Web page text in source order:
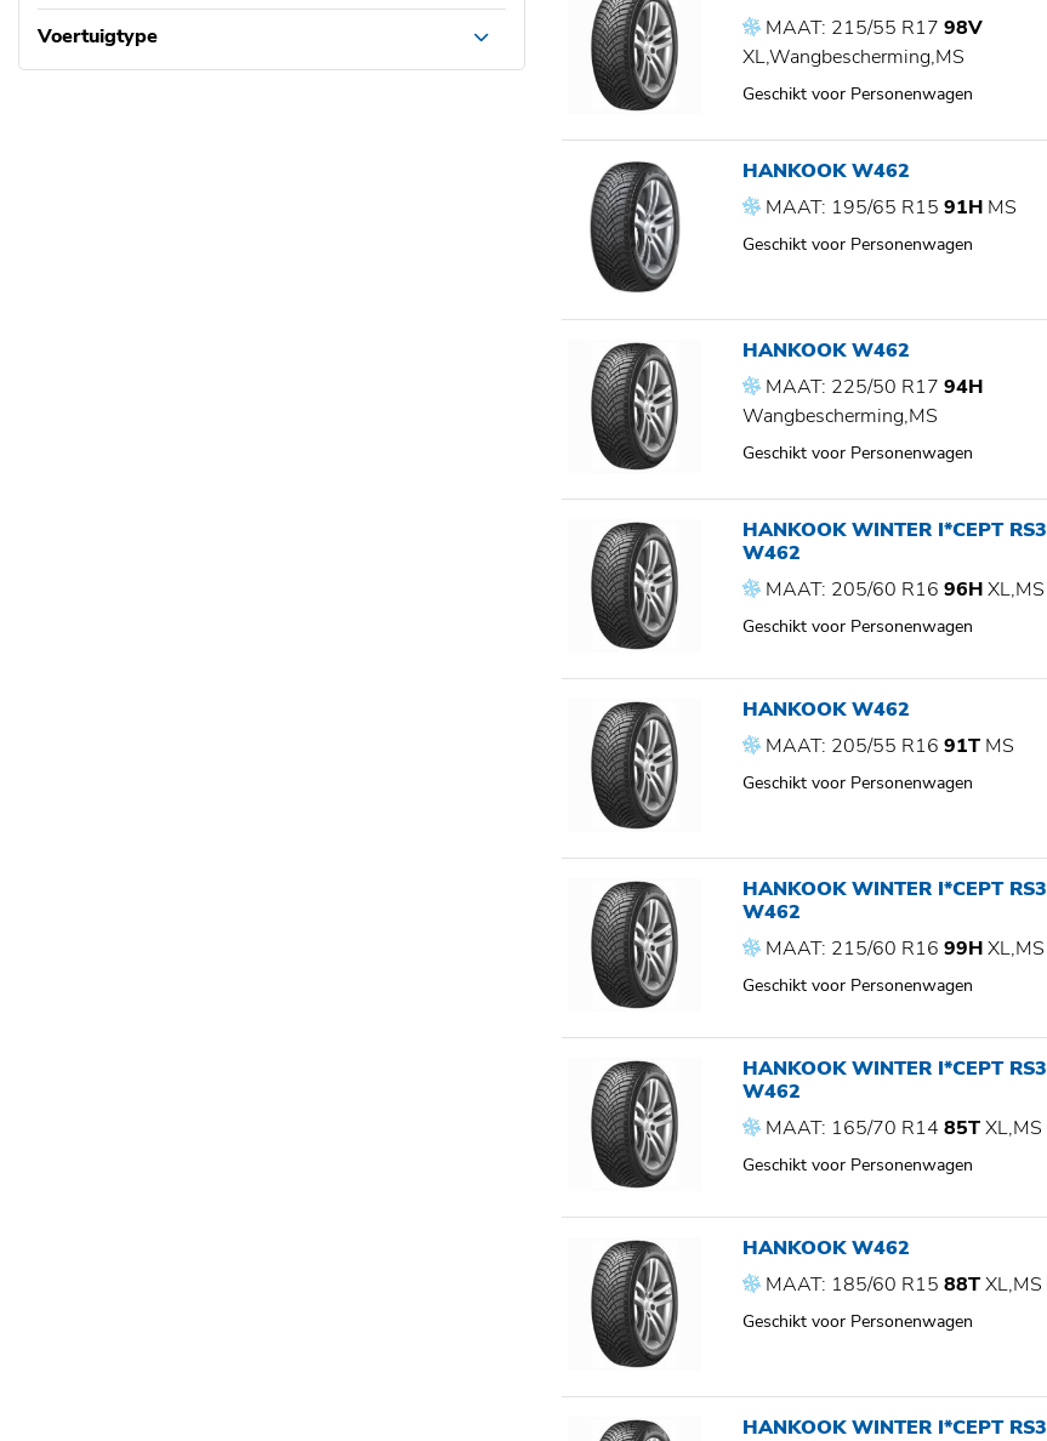
Voertuigtype
MAAT: 215/55 R1798V
XL,Wangbescherming,MS
Geschikt voor Personenwagen
HANKOOK W462
MAAT: 195/65 R1591H MS
Geschikt voor Personenwagen
HANKOOK W462
MAAT: 225/50 R1794H
Wangbescherming,MS
Geschikt voor Personenwagen
HANKOOK WINTER I*CEPT RS3
W462
MAAT: 205/60 R1696HXL,MS
Geschikt voor Personenwagen
HANKOOK W462
MAAT: 205/55 R1691T MS
Geschikt voor Personenwagen
HANKOOK WINTER I*CEPT RS3
W462
MAAT: 215/60 R1699HXL,MS
Geschikt voor Personenwagen
HANKOOK WINTER I*CEPT RS3
W462
MAAT: 165/70 R1485TXL,MS
Geschikt voor Personenwagen
HANKOOK W462
MAAT: 185/60 R1588TXL,MS
Geschikt voor Personenwagen
HANKOOK WINTER I*CEPT RS3